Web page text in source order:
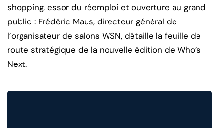
shopping, essor du réemploi et ouverture au grand
public : Frédéric Maus, directeur général de
l’organisateur de salons WSN, détaille la feuille de
route stratégique de la nouvelle édition de Who’s
Next.